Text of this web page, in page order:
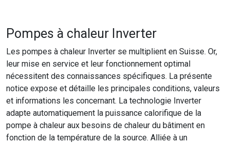
Pompes à chaleur Inverter
Les pompes à chaleur Inverter se multiplient en Suisse. Or,
leur mise en service et leur fonctionnement optimal
nécessitent des connaissances spécifiques. La présente
notice expose et détaille les principales conditions, valeurs
et informations les concernant. La technologie Inverter
adapte automatiquement la puissance calorifique de la
pompe à chaleur aux besoins de chaleur du bâtiment en
fonction de la température de la source. Alliée à un